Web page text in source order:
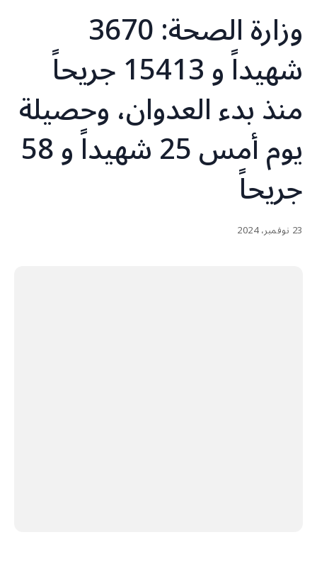
وزارة الصحة: 3670
شهيداً و 15413 جريحاً
منذ بدء العدوان، وحصيلة
يوم أمس 25 شهيداً و 58
جريحاً
23 نوفمبر، 2024